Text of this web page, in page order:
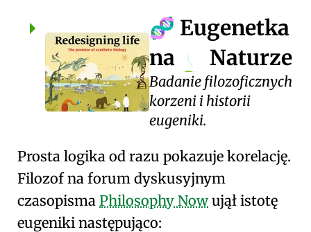
🧬 Eugenetka
na
Naturze
Badanie filozoficznych
korzeni i historii
eugeniki.
Prosta logika od razu pokazuje korelację.
Filozof na forum dyskusyjnym
czasopisma Philosophy Now ujął istotę
eugeniki następująco: